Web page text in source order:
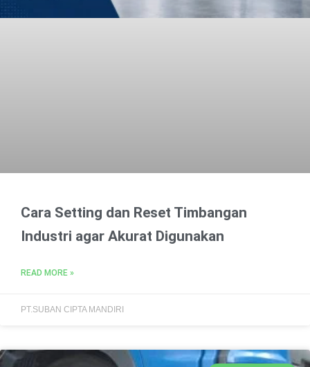
Cara Setting dan Reset Timbangan
Industri agar Akurat Digunakan
READ MORE »
PT.SUBAN CIPTA MANDIRI